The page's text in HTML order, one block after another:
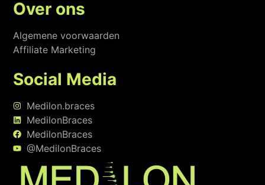
Over ons
Algemene voorwaarden
Affiliate Marketing
Social Media
Medilon.braces
MedilonBraces
MedilonBraces
@MedilonBraces